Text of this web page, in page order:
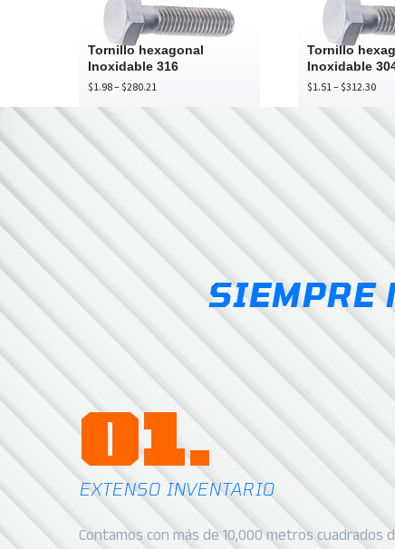
Tornillo hexagonal
Inoxidable 316
$1.98–$280.21
through
316
Tornillo
Inoxidable
$1.51–$312.30Price
SIEMPRE
01.
EXTENSO INVENTARIO
Contamos con más de 10,000 metros cuadrados